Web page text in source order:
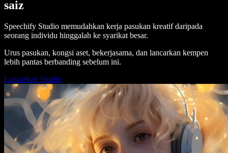
saiz
Speechify Studio memudahkan kerja pasukan kreatif daripada
seorang individu hinggalah ke syarikat besar.
Urus pasukan, kongsi aset, bekerjasama, dan lancarkan kempen
lebih pantas berbanding sebelum ini.
Lancarkan Studio